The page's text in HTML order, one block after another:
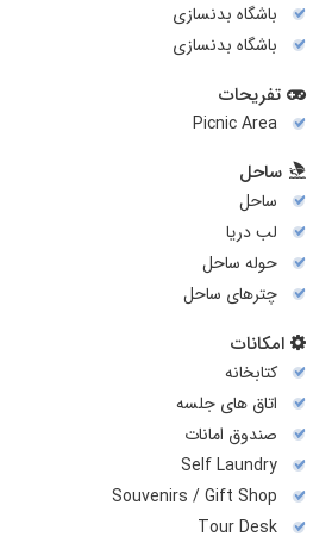
باشگاه بدنسازی
باشگاه بدنسازی
تفریحات
Picnic Area
ساحل
ساحل
لب دریا
حوله ساحل
چترهای ساحل
امکانات
کتابخانه
اتاق های جلسه
صندوق امانات
Self Laundry
Souvenirs / Gift Shop
Tour Desk